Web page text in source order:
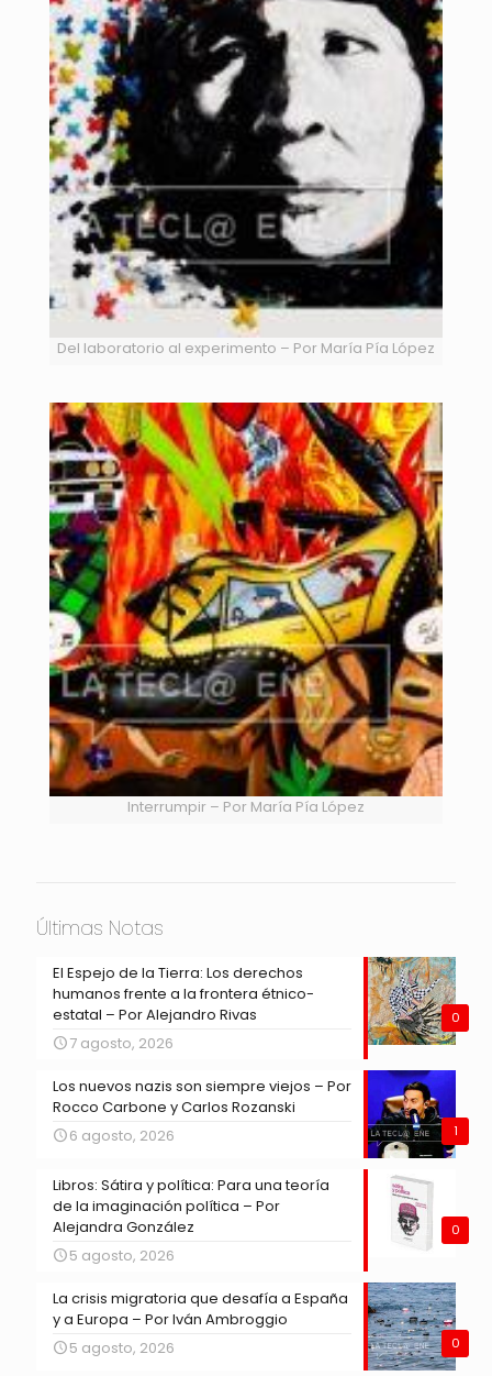
Del laboratorio al experimento – Por María Pía López
Interrumpir – Por María Pía López
Últimas Notas
0
El Espejo de la Tierra: Los derechos
humanos frente a la frontera étnico-
estatal – Por Alejandro Rivas
7 agosto, 2026
1
Los nuevos nazis son siempre viejos – Por
Rocco Carbone y Carlos Rozanski
6 agosto, 2026
0
Libros: Sátira y política: Para una teoría
de la imaginación política – Por
Alejandra González
5 agosto, 2026
0
La crisis migratoria que desafía a España
y a Europa – Por Iván Ambroggio
5 agosto, 2026